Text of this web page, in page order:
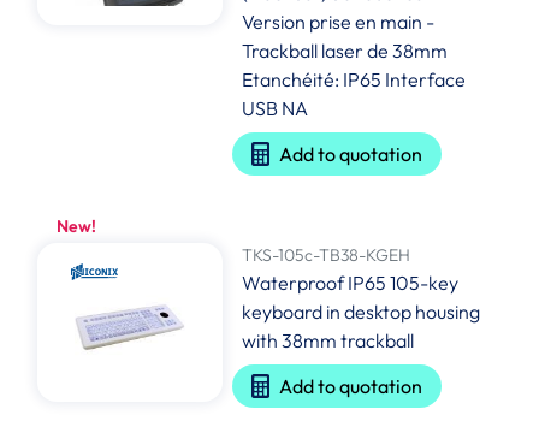
Version prise en main -
Trackball laser de 38mm
Etanchéité: IP65 Interface
USB NA
Add to quotation
New!
TKS-105c-TB38-KGEH
Waterproof IP65 105-key
keyboard in desktop housing
with 38mm trackball
Add to quotation